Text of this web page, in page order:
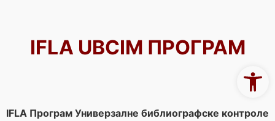
IFLA UBCIM ПРОГРАМ
IFLA Програм Универзалне библиографске контроле